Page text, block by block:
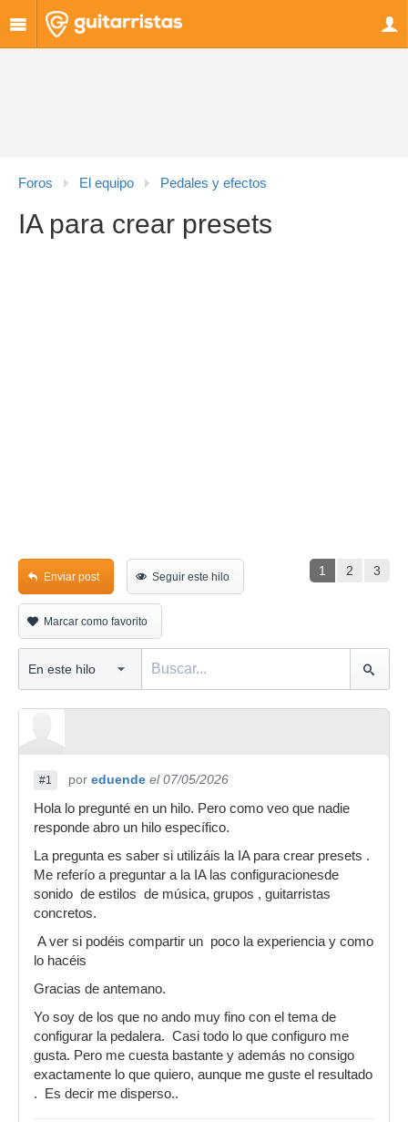
Foros El equipo Pedales y efectos
IA para crear presets
1 2 3
Enviar post Seguir este hilo
Marcar como favorito
#1 por eduende el 07/05/2026
Hola lo pregunté en un hilo. Pero como veo que nadie
responde abro un hilo específico.
La pregunta es saber si utilizáis la IA para crear presets .
Me referío a preguntar a la IA las configuracionesde
sonido de estilos de música, grupos , guitarristas
concretos.
A ver si podéis compartir un poco la experiencia y como
lo hacéis
Gracias de antemano.
Yo soy de los que no ando muy fino con el tema de
configurar la pedalera. Casi todo lo que configuro me
gusta. Pero me cuesta bastante y además no consigo
exactamente lo que quiero, aunque me guste el resultado
. Es decir me disperso..